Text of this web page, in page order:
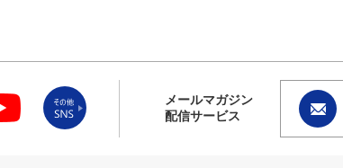
メールマガジン
配信サービス